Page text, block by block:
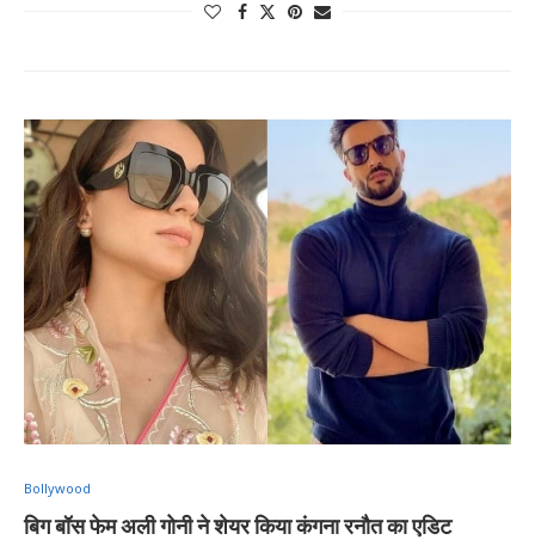
Bollywood
बिग बॉस फेम अली गोनी ने शेयर किया कंगना रनौत का एडिट